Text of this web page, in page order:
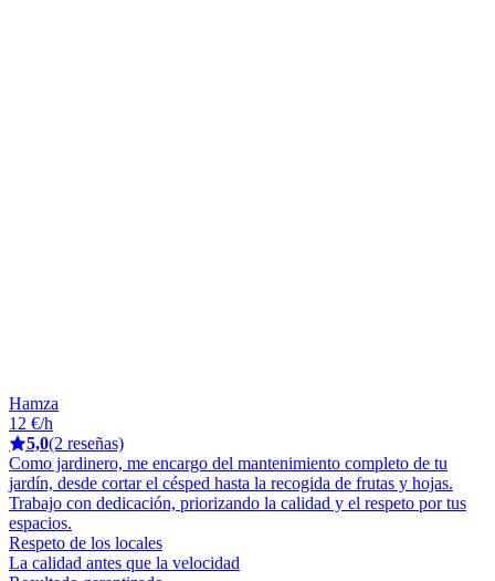
Hamza
12 €/h
5,0(2 reseñas)
Como jardinero, me encargo del mantenimiento completo de tu
jardín, desde cortar el césped hasta la recogida de frutas y hojas.
Trabajo con dedicación, priorizando la calidad y el respeto por tus
espacios.
Respeto de los locales
La calidad antes que la velocidad